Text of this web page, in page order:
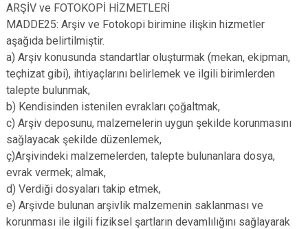
ARŞİV ve FOTOKOPİ HİZMETLERİ
MADDE25: Arşiv ve Fotokopi birimine ilişkin hizmetler
aşağıda belirtilmiştir.
a) Arşiv konusunda standartlar oluşturmak (mekan, ekipman,
teçhizat gibi), ihtiyaçlarını belirlemek ve ilgili birimlerden
talepte bulunmak,
b) Kendisinden istenilen evrakları çoğaltmak,
c) Arşiv deposunu, malzemelerin uygun şekilde korunmasını
sağlayacak şekilde düzenlemek,
ç)Arşivindeki malzemelerden, talepte bulunanlara dosya,
evrak vermek; almak,
d) Verdiği dosyaları takip etmek,
e) Arşivde bulunan arşivlik malzemenin saklanması ve
korunması ile ilgili fiziksel şartların devamlılığını sağlayarak